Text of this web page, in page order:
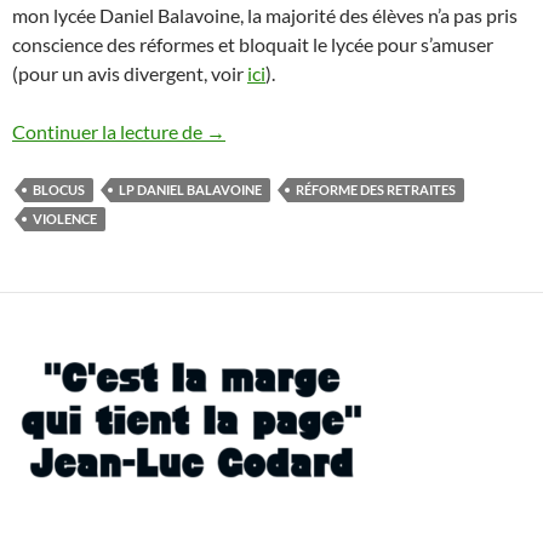
mon lycée Daniel Balavoine, la majorité des élèves n’a pas pris
conscience des réformes et bloquait le lycée pour s’amuser
(pour un avis divergent, voir ici).
Continuer la lecture de Une jeunesse apolitique ?
→
BLOCUS LP DANIEL BALAVOINE
RÉFORME DES RETRAITES
VIOLENCE